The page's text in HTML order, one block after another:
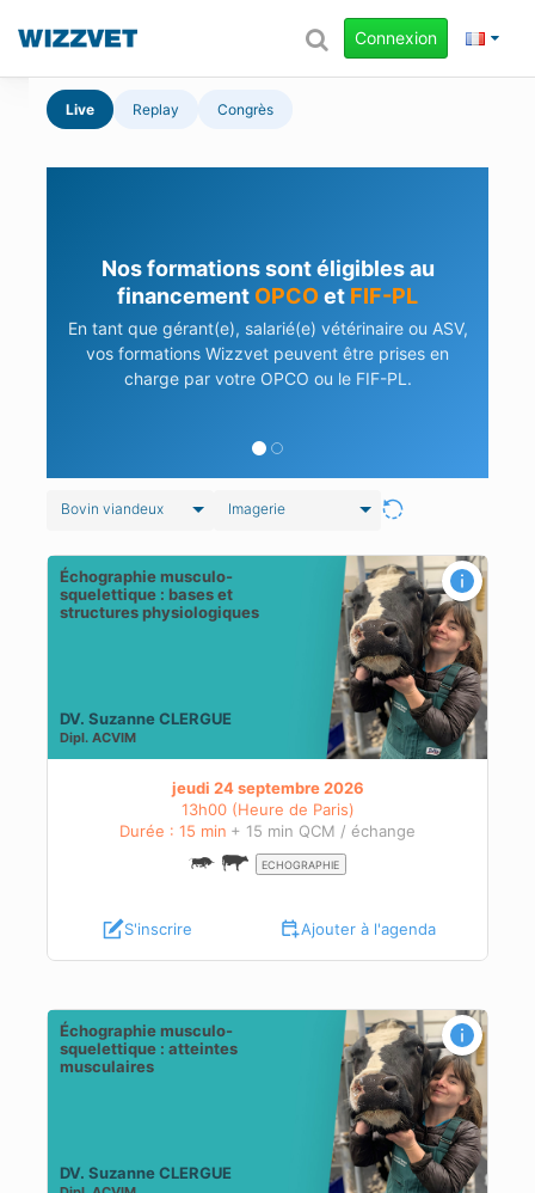
Connexion
Live Replay Congrès
Nos formations sont éligibles au
financement OPCOet FIF-PL
En tant que gérant(e), salarié(e) vétérinaire ou ASV,
vos formations Wizzvet peuvent être prises en
charge par votre OPCO ou le FIF-PL.
Bovin viandeux Imagerie
Échographie musculo-
squelettique : bases et
structures physiologiques
DV. Suzanne CLERGUE
Dipl. ACVIM
jeudi 24 septembre 2026
13h00 (Heure de Paris)
Durée : 15 min + 15 min QCM / échange
ECHOGRAPHIE
S'inscrire Ajouter à l'agenda
Échographie musculo-
squelettique : atteintes
musculaires
DV. Suzanne CLERGUE